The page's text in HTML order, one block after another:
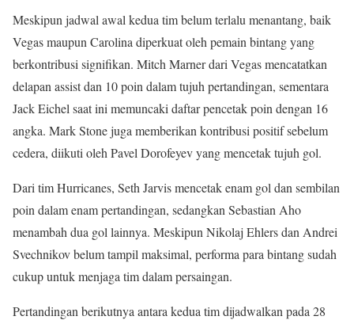
Meskipun jadwal awal kedua tim belum terlalu menantang, baik
Vegas maupun Carolina diperkuat oleh pemain bintang yang
berkontribusi signifikan. Mitch Marner dari Vegas mencatatkan
delapan assist dan 10 poin dalam tujuh pertandingan, sementara
Jack Eichel saat ini memuncaki daftar pencetak poin dengan 16
angka. Mark Stone juga memberikan kontribusi positif sebelum
cedera, diikuti oleh Pavel Dorofeyev yang mencetak tujuh gol.
Dari tim Hurricanes, Seth Jarvis mencetak enam gol dan sembilan
poin dalam enam pertandingan, sedangkan Sebastian Aho
menambah dua gol lainnya. Meskipun Nikolaj Ehlers dan Andrei
Svechnikov belum tampil maksimal, performa para bintang sudah
cukup untuk menjaga tim dalam persaingan.
Pertandingan berikutnya antara kedua tim dijadwalkan pada 28